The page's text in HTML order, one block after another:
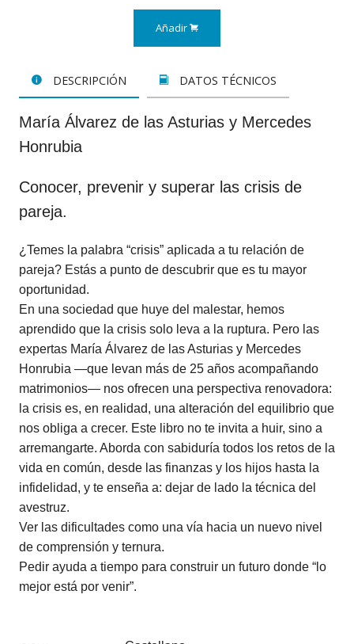
Añadir
DESCRIPCIÓN DATOS TÉCNICOS
María Álvarez de las Asturias y Mercedes
Honrubia
Conocer, prevenir y superar las crisis de
pareja.
¿Temes la palabra “crisis” aplicada a tu relación de
pareja? Estás a punto de descubrir que es tu mayor
oportunidad.
En una sociedad que huye del malestar, hemos
aprendido que la crisis solo leva a la ruptura. Pero las
expertas María Álvarez de las Asturias y Mercedes
Honrubia —que levan más de 25 años acompañando
matrimonios— nos ofrecen una perspectiva renovadora:
la crisis es, en realidad, una alteración del equilibrio que
nos obliga a crecer. Este libro no te invita a huir, sino a
arremangarte. Aborda con sabiduría todos los retos de la
vida en común, desde las finanzas y los hijos hasta la
infidelidad, y te enseña a: dejar de lado la técnica del
avestruz.
Ver las dificultades como una vía hacia un nuevo nivel
de comprensión y ternura.
Pedir ayuda a tiempo para construir un futuro donde “lo
mejor está por venir”.